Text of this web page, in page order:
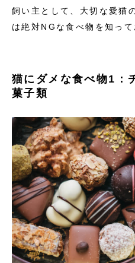
飼い主として、大切な愛猫
は絶対NGな食べ物を知って
猫にダメな食べ物1：
菓子類